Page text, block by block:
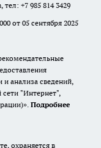
+7 985 814 3429
от 05 сентября 2025
анализа сведений,
сети "Интернет",
Подробнее
охраняется в